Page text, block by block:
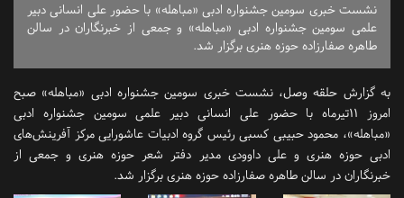
نشست خبری سومین جشنواره ادبی «مباهله» با حضور علی انسانی دبیر
علمی سومین جشنواره ادبی «مباهله» و جمعی از خبرنگاران در سالن
طاهره صفارزاده حوزه هنری برگزار شد.
به گزارش حلقه وصل، نشست خبری سومین جشنواره ادبی «مباهله» صبح
امروز 11تیرماه با حضور علی انسانی دبیر علمی سومین جشنواره ادبی
«مباهله»، محمود حبیبی کسبی رئیس گروه ادبیات عاشورایی مرکز آفرینش‌های
ادبی حوزه هنری و علی داوودی مدیر دفتر شعر حوزه هنری و جمعی از
خبرنگاران در سالن طاهره صفارزاده حوزه هنری برگزار شد.